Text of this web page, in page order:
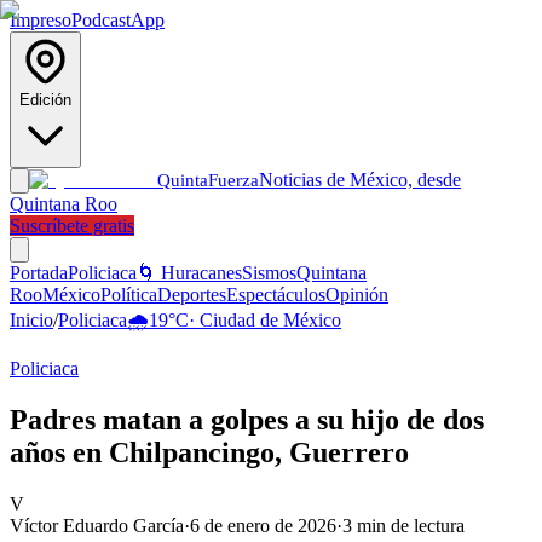
ImpresoPodcastApp
Edición
QuintaFuerzaNoticias de México, desde
Quintana Roo
Suscríbete gratis
PortadaPoliciaca 🌀 HuracanesSismosQuintana
RooMéxicoPolíticaDeportesEspectáculosOpinión
Inicio/Policiaca🌧️19°C· Ciudad de México
Policiaca
Padres matan a golpes a su hijo de dos
años en Chilpancingo, Guerrero
V
Víctor Eduardo García·6 de enero de 2026·3 min de lectura